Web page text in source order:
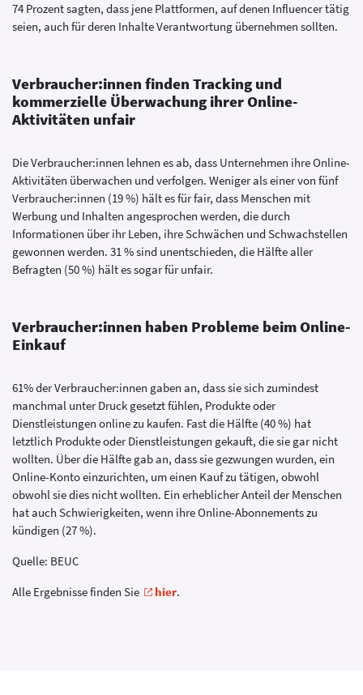
74 Prozent sagten, dass jene Plattformen, auf denen Influencer tätig
seien, auch für deren Inhalte Verantwortung übernehmen sollten.
Verbraucher:innen finden Tracking und
kommerzielle Überwachung ihrer Online-
Aktivitäten unfair
Die Verbraucher:innen lehnen es ab, dass Unternehmen ihre Online-
Aktivitäten überwachen und verfolgen. Weniger als einer von fünf
Verbraucher:innen (19 %) hält es für fair, dass Menschen mit
Werbung und Inhalten angesprochen werden, die durch
Informationen über ihr Leben, ihre Schwächen und Schwachstellen
gewonnen werden. 31 % sind unentschieden, die Hälfte aller
Befragten (50 %) hält es sogar für unfair.
Verbraucher:innen haben Probleme beim Online-
Einkauf
61% der Verbraucher:innen gaben an, dass sie sich zumindest
manchmal unter Druck gesetzt fühlen, Produkte oder
Dienstleistungen online zu kaufen. Fast die Hälfte (40 %) hat
letztlich Produkte oder Dienstleistungen gekauft, die sie gar nicht
wollten. Über die Hälfte gab an, dass sie gezwungen wurden, ein
Online-Konto einzurichten, um einen Kauf zu tätigen, obwohl
obwohl sie dies nicht wollten. Ein erheblicher Anteil der Menschen
hat auch Schwierigkeiten, wenn ihre Online-Abonnements zu
kündigen (27 %).
Quelle: BEUC
Alle Ergebnisse finden Sie
hier.